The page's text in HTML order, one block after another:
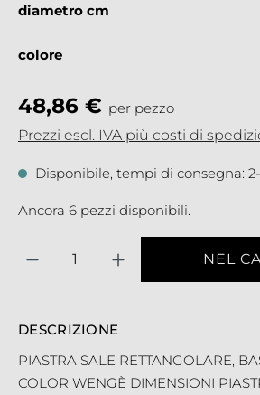
48,86 € per pezzo
Prezzi escl. IVA più costi di
Disponibile, tempi di consegna:
Ancora 6 pezzi disponibili.
diametro cm
colore
NEL
DESCRIZIONE
PIASTRA SALE RETTANGOLARE,
COLOR WENGÈ DIMENSIONI